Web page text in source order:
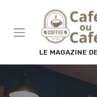
LE MAGAZINE
LE
Panneau de gestion